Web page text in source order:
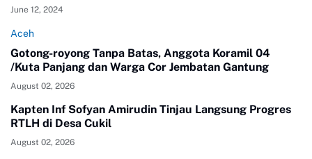
June 12, 2024
Aceh
Gotong-royong Tanpa Batas, Anggota Koramil 04
/Kuta Panjang dan Warga Cor Jembatan Gantung
August 02, 2026
Kapten Inf Sofyan Amirudin Tinjau Langsung Progres
RTLH di Desa Cukil
August 02, 2026